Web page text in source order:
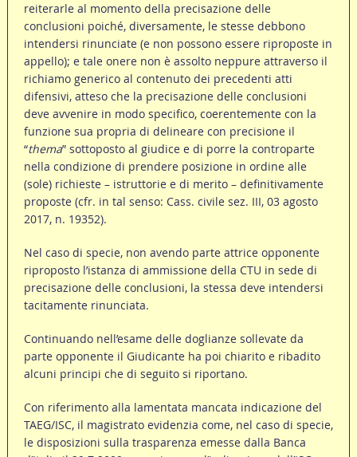
reiterarle al momento della precisazione delle
conclusioni poiché, diversamente, le stesse debbono
intendersi rinunciate (e non possono essere riproposte in
appello); e tale onere non è assolto neppure attraverso il
richiamo generico al contenuto dei precedenti atti
difensivi, atteso che la precisazione delle conclusioni
deve avvenire in modo specifico, coerentemente con la
funzione sua propria di delineare con precisione il
“thema” sottoposto al giudice e di porre la controparte
nella condizione di prendere posizione in ordine alle
(sole) richieste – istruttorie e di merito – definitivamente
proposte (cfr. in tal senso: Cass. civile sez. III, 03 agosto
2017, n. 19352).
Nel caso di specie, non avendo parte attrice opponente
riproposto l’istanza di ammissione della CTU in sede di
precisazione delle conclusioni, la stessa deve intendersi
tacitamente rinunciata.
Continuando nell’esame delle doglianze sollevate da
parte opponente il Giudicante ha poi chiarito e ribadito
alcuni principi che di seguito si riportano.
Con riferimento alla lamentata mancata indicazione del
TAEG/ISC, il magistrato evidenzia come, nel caso di specie,
le disposizioni sulla trasparenza emesse dalla Banca